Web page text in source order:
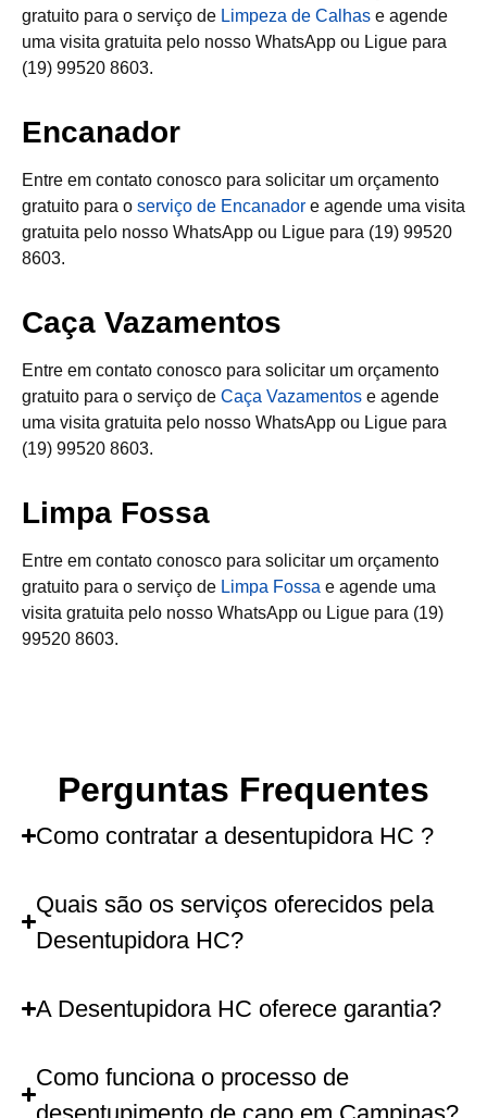
gratuito para o serviço de Limpeza de Calhas e agende
uma visita gratuita pelo nosso WhatsApp ou Ligue para
(19) 99520 8603.
Encanador
Entre em contato conosco para solicitar um orçamento
gratuito para o serviço de Encanador e agende uma visita
gratuita pelo nosso WhatsApp ou Ligue para (19) 99520
8603.
Caça Vazamentos
Entre em contato conosco para solicitar um orçamento
gratuito para o serviço de Caça Vazamentos e agende
uma visita gratuita pelo nosso WhatsApp ou Ligue para
(19) 99520 8603.
Limpa Fossa
Entre em contato conosco para solicitar um orçamento
gratuito para o serviço de Limpa Fossa e agende uma
visita gratuita pelo nosso WhatsApp ou Ligue para (19)
99520 8603.
Perguntas Frequentes
Como contratar a desentupidora HC ?
Quais são os serviços oferecidos pela
Desentupidora HC?
A Desentupidora HC oferece garantia?
Como funciona o processo de